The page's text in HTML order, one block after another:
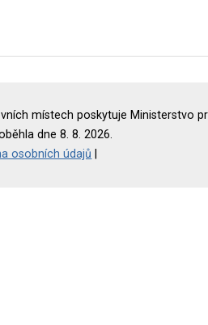
místech poskytuje Ministerstvo
dne 8. 8. 2026.
osobních údajů